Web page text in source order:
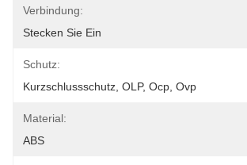
Verbindung:
Stecken Sie Ein
Schutz:
Kurzschlussschutz, OLP, Ocp, Ovp
Material:
ABS